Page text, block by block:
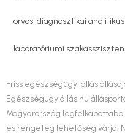
orvosi diagnosztikai analitikus
laboratóriumi
Friss egészségügyi állás
Egészségügyiállás.hu
Magyarország legfelkapottabb
és rengeteg lehetőség várja.